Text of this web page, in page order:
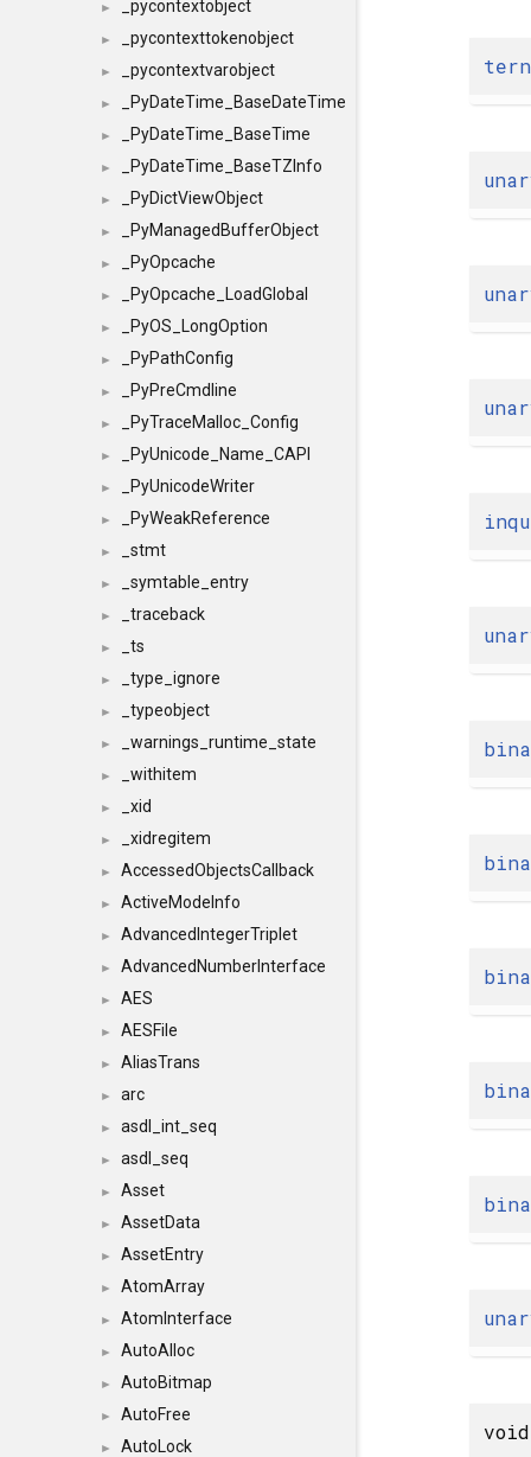
► _pycontextobject
► _pycontexttokenobject
► _pycontextvarobject
► _PyDateTime_BaseDateTime
► _PyDateTime_BaseTime
► _PyDateTime_BaseTZInfo
► _PyDictViewObject
► _PyManagedBufferObject
► _PyOpcache
► _PyOpcache_LoadGlobal
► _PyOS_LongOption
► _PyPathConfig
► _PyPreCmdline
► _PyTraceMalloc_Config
► _PyUnicode_Name_CAPI
► _PyUnicodeWriter
► _PyWeakReference
► _stmt
► _symtable_entry
► _traceback
► _ts
► _type_ignore
► _typeobject
► _warnings_runtime_state
► _withitem
► _xid
► _xidregitem
► AccessedObjectsCallback
► ActiveModeInfo
► AdvancedIntegerTriplet
► AdvancedNumberInterface
► AES
► AESFile
► AliasTrans
► arc
► asdl_int_seq
► asdl_seq
► Asset
► AssetData
► AssetEntry
► AtomArray
► AtomInterface
► AutoAlloc
► AutoBitmap
► AutoFree
► AutoLock